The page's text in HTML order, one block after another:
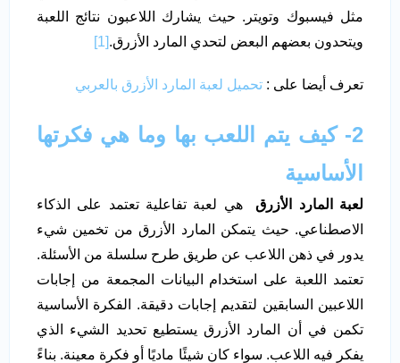
مثل فيسبوك وتويتر. حيث يشارك اللاعبون نتائج اللعبة
ويتحدون بعضهم البعض لتحدي المارد الأزرق.[1]
تعرف أيضا على : تحميل لعبة المارد الأزرق بالعربي
2- كيف يتم اللعب بها وما هي فكرتها
الأساسية
لعبة المارد الأزرق
هي لعبة تفاعلية تعتمد على الذكاء
الاصطناعي. حيث يتمكن المارد الأزرق من تخمين شيء
يدور في ذهن اللاعب عن طريق طرح سلسلة من الأسئلة.
تعتمد اللعبة على استخدام البيانات المجمعة من إجابات
اللاعبين السابقين لتقديم إجابات دقيقة. الفكرة الأساسية
تكمن في أن المارد الأزرق يستطيع تحديد الشيء الذي
يفكر فيه اللاعب. سواء كان شيئًا ماديًا أو فكرة معينة. بناءً